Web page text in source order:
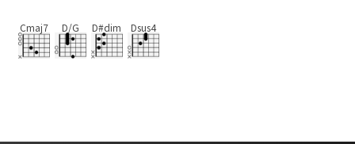
Cmaj7 D/G D#dim Dsus4